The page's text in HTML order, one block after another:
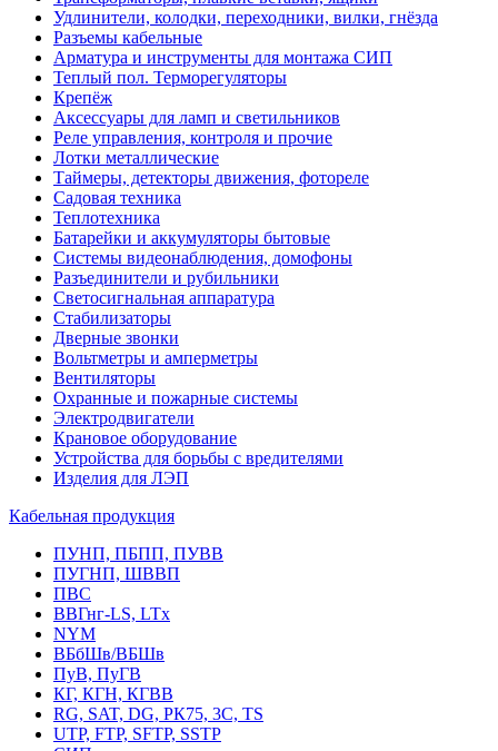
Удлинители, колодки, переходники, вилки, гнёзда
Разъемы кабельные
Арматура и инструменты для монтажа СИП
Теплый пол. Терморегуляторы
Крепёж
Аксессуары для ламп и светильников
Реле управления, контроля и прочие
Лотки металлические
Таймеры, детекторы движения, фотореле
Садовая техника
Теплотехника
Батарейки и аккумуляторы бытовые
Системы видеонаблюдения, домофоны
Разъединители и рубильники
Светосигнальная аппаратура
Стабилизаторы
Дверные звонки
Вольтметры и амперметры
Вентиляторы
Охранные и пожарные системы
Электродвигатели
Крановое оборудование
Устройства для борьбы с вредителями
Изделия для ЛЭП
Кабельная продукция
ПУНП, ПБПП, ПУВВ
ПУГНП, ШВВП
ПВС
ВВГнг-LS, LTx
NYM
ВБбШв/ВБШв
ПуВ, ПуГВ
КГ, КГН, КГВВ
RG, SAT, DG, РК75, 3С, TS
UTP, FTP, SFTP, SSTP